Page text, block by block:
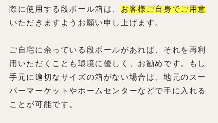
際に使用する段ボール箱は、 お客様ご自身でご用意
いただきますようお願い申し上げます。
ご自宅に余っている段ボールがあれば、それを再利
用いただくことも環境に優しく、お勧めです。もし
手元に適切なサイズの箱がない場合は、地元のスー
パーマーケットやホームセンターなどで手に入れる
ことが可能です。